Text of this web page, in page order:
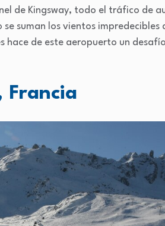
de Kingsway, todo el tráfico de
suman los vientos
hace de este aeropuerto un
Francia